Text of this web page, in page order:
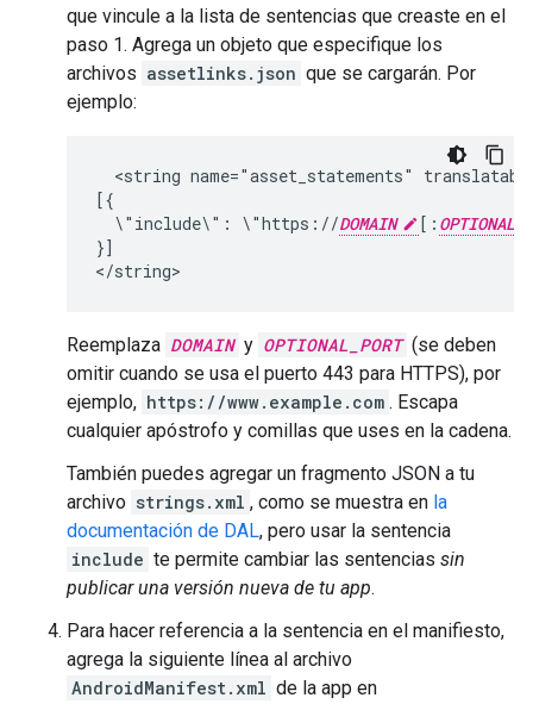
que vincule a la lista de sentencias que creaste en el
paso 1. Agrega un objeto que especifique los
archivos assetlinks.json que se cargarán. Por
ejemplo:
<string name="asset_statements"
\"include\":
\"https://DOMAIN [:
}]
Reemplaza DOMAIN y OPTIONAL_PORT (se deben
omitir cuando se usa el puerto 443 para HTTPS), por
ejemplo, https://www.example.com . Escapa
cualquier apóstrofo y comillas que uses en la cadena.
También puedes agregar un fragmento JSON a tu
archivo strings.xml , como se muestra en la
documentación de DAL, pero usar la sentencia
include te permite cambiar las sentencias sin
publicar una versión nueva de tu app.
Para hacer referencia a la sentencia en el manifiesto,
agrega la siguiente línea al archivo
AndroidManifest.xml de la app en